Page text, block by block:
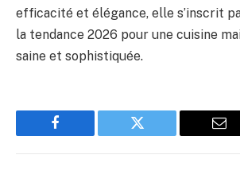
efficacité et élégance, elle s’inscrit
la tendance 2026 pour une cuisine
saine et sophistiquée.
Facebook Twitter